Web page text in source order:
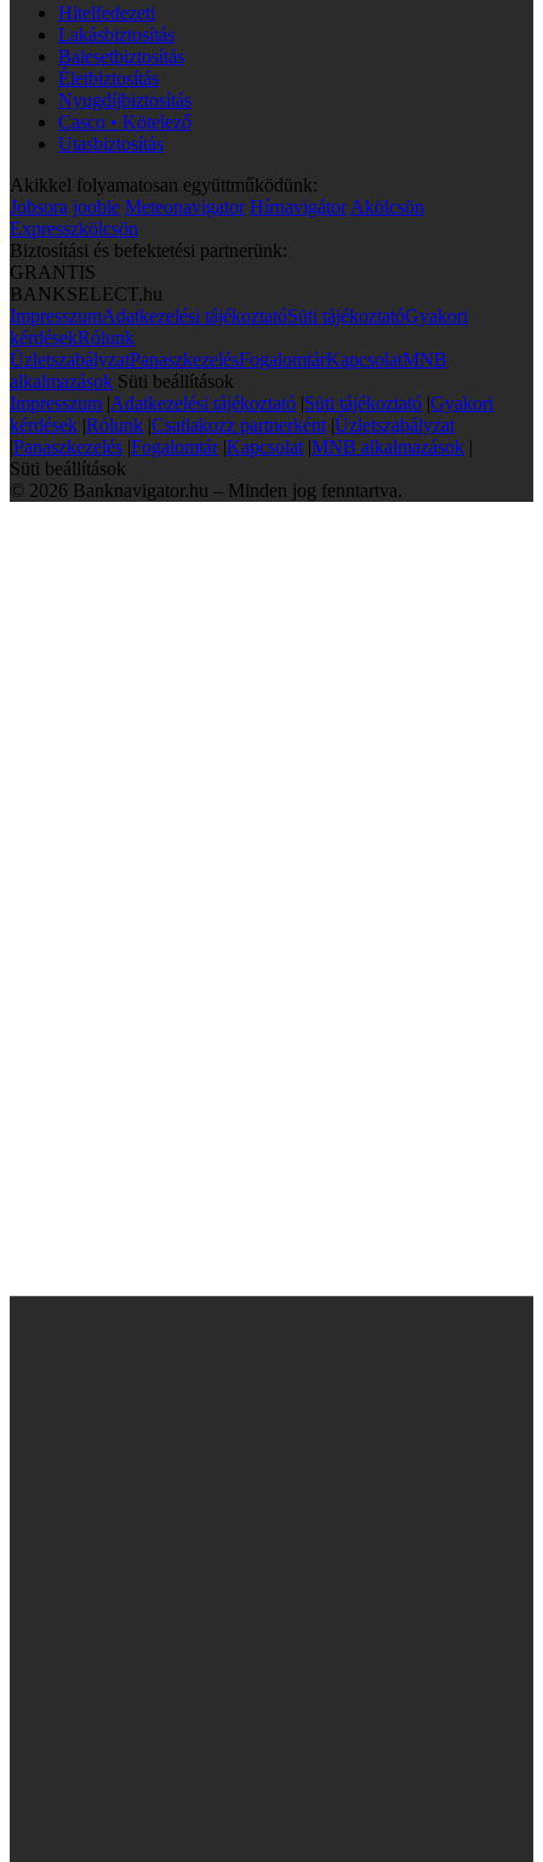
Hitelfedezeti
Lakásbiztosítás
Balesetbiztosítás
Életbiztosítás
Nyugdíjbiztosítás
Casco • Kötelező
Utasbiztosítás
Akikkel folyamatosan együttműködünk:
Jobsora jooble Meteonavigator Hírnavigátor Akölcsön
Expresszkölcsön
Biztosítási és befektetési partnerünk:
GRANTIS
BANKSELECT.hu
ImpresszumAdatkezelési tájékoztatóSüti tájékoztatóGyakori
kérdésekRólunk
ÜzletszabályzatPanaszkezelésFogalomtárKapcsolatMNB
alkalmazások Süti beállítások
Impresszum |Adatkezelési tájékoztató |Süti tájékoztató |Gyakori
kérdések |Rólunk |Csatlakozz partnerként |Üzletszabályzat
|Panaszkezelés |Fogalomtár |Kapcsolat |MNB alkalmazások |
Süti beállítások
© 2026 Banknavigator.hu – Minden jog fenntartva.